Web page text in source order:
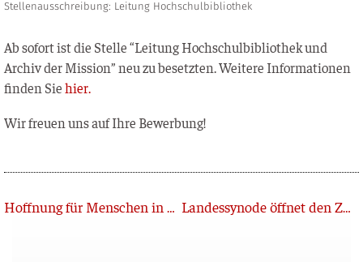
Stellenausschreibung: Leitung Hochschulbibliothek
Ab sofort ist die Stel­le “Lei­tung Hoch­schul­bi­blio­thek und
Archiv der Mis­si­on” neu zu besetz­ten. Wei­te­re Infor­ma­tio­nen
fin­den Siehier.
Wir freu­en uns auf Ihre Bewerbung!
Zurück Hoffnung für Menschen in Burundi Landessynode öffnet den Zugang zum Pfarramt